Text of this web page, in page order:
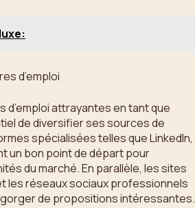
d’emploi
attrayantes en tant que
de diversifier ses sources de
spécialisées telles que LinkedIn,
un bon point de départ pour
du marché. En parallèle, les sites
les réseaux sociaux professionnels
de propositions intéressantes.